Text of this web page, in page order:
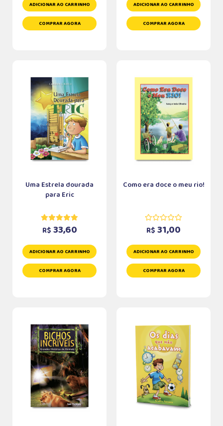
ADICIONAR AO CARRINHO
COMPRAR AGORA
ADICIONAR AO CARRINHO
COMPRAR AGORA
Uma Estrela dourada
para Eric
R$ 33,60
ADICIONAR AO CARRINHO
COMPRAR AGORA
Como era doce o meu rio!
R$ 31,00
ADICIONAR AO CARRINHO
COMPRAR AGORA